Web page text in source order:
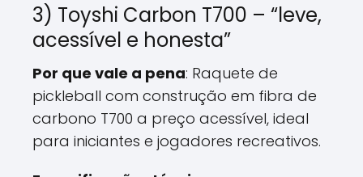
3) Toyshi Carbon T700 – “leve,
acessível e honesta”
Por que vale a pena: Raquete de
pickleball com construção em fibra de
carbono T700 a preço acessível, ideal
para iniciantes e jogadores recreativos.